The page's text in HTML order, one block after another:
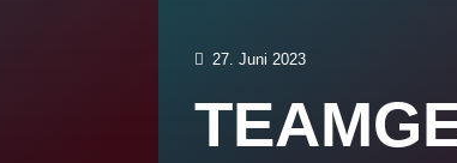
27. Juni 2023